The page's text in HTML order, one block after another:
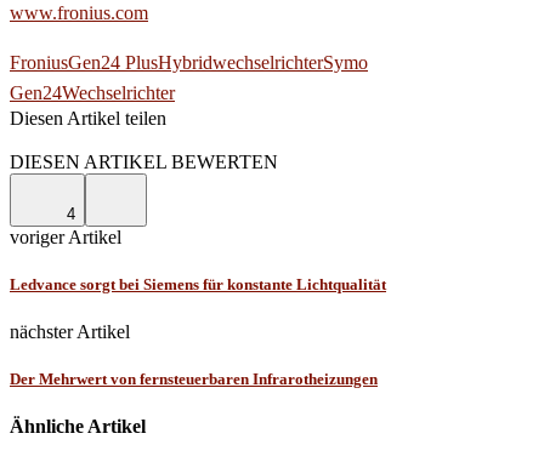
www.fronius.com
FroniusGen24 PlusHybridwechselrichterSymo
Gen24Wechselrichter
Diesen Artikel teilen
DIESEN ARTIKEL BEWERTEN
4
voriger Artikel
Ledvance sorgt bei Siemens für konstante Lichtqualität
nächster Artikel
Der Mehrwert von fernsteuerbaren Infrarotheizungen
Ähnliche Artikel